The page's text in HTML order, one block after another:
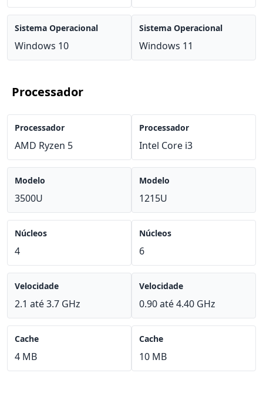
Sistema Operacional
Windows 10
Sistema Operacional
Windows 11
Processador
Processador
AMD Ryzen 5
Modelo
3500U
Núcleos
4
Velocidade
2.1 até 3.7 GHz
Cache
4 MB
Processador
Intel Core i3
Modelo
1215U
Núcleos
6
Velocidade
0.90 até 4.40 GHz
Cache
10 MB